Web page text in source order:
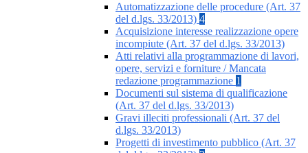
Automatizzazione delle procedure (Art. 37
del d.lgs. 33/2013) 4
Acquisizione interesse realizzazione opere
incompiute (Art. 37 del d.lgs. 33/2013)
Atti relativi alla programmazione di lavori,
opere, servizi e forniture / Mancata
redazione programmazione 1
Documenti sul sistema di qualificazione
(Art. 37 del d.lgs. 33/2013)
Gravi illeciti professionali (Art. 37 del
d.lgs. 33/2013)
Progetti di investimento pubblico (Art. 37